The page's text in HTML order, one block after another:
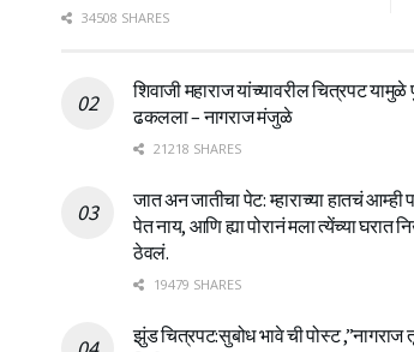
34508 SHARES
शिवाजी महाराज यांच्यावरील चित्रपट यामुळे
ढकलला – नागराज मंजुळे
21218 SHARES
जात अन जातीचा पेट: म्हाराच्या हातचं आम्ही
पेत नाय, आणि ह्या पोरानं मला त्येंच्या घरात
ठेवलं.
19479 SHARES
झुंड चित्रपट:सुबोध भावे ची पोस्ट ,”नागराज